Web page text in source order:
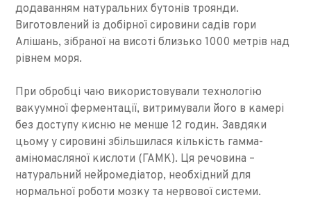
додаванням натуральних бутонів троянди.
Виготовлений із добірної сировини садів гори
Алішань, зібраної на висоті близько 1000 метрів над
рівнем моря.
При обробці чаю використовували технологію
вакуумної ферментації, витримували його в камері
без доступу кисню не менше 12 годин. Завдяки
цьому у сировині збільшилася кількість гамма-
аміномасляної кислоти (ГАМК). Ця речовина –
натуральний нейромедіатор, необхідний для
нормальної роботи мозку та нервової системи.